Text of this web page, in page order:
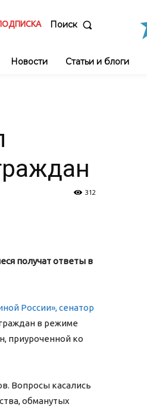
Поиск
Новости Статьи и блоги
312
получат ответы в
России», сенатор
в режиме
приуроченной ко
Вопросы касались
обманутых